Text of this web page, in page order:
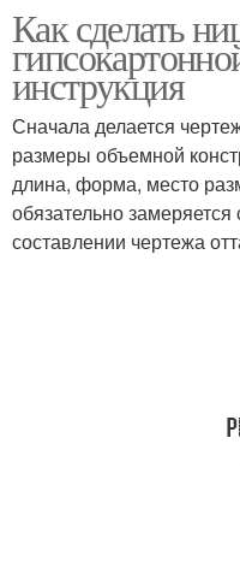
Настенная ниша
Как сделать
инструкция
Сначала делается
размеры объемной
длина, форма, место
обязательно
составлении чертежа